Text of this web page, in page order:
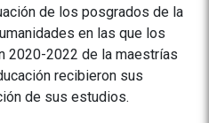
de los posgrados de la
en las que los
2020-2022 de la maestrías
recibieron sus
de sus estudios.